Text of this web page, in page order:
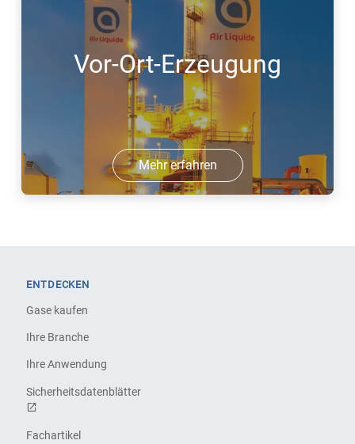
Vor-Ort-Erzeugung
Mehr erfahren
ENTDECKEN
Gase kaufen
Ihre Branche
Ihre Anwendung
Sicherheitsdatenblätter
Fachartikel